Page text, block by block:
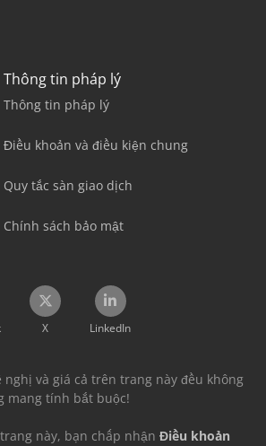
Thông tin pháp lý
Thông tin pháp lý
Điều khoản và điều kiện chung
Quy tắc sàn giao dịch
Chính sách bảo mật
X LinkedIn
nghị và giá cả trên trang này đều không
mang tính bắt buộc!
này, bạn chấp nhận Điều khoản